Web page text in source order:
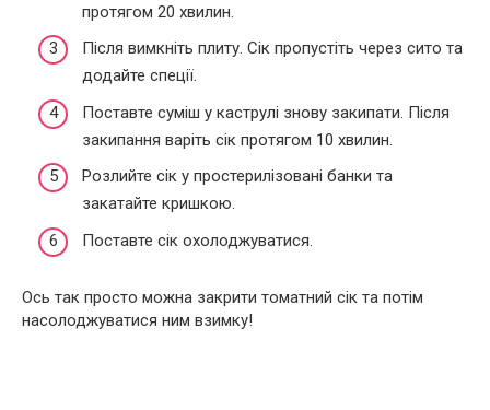
протягом 20 хвилин.
Після вимкніть плиту. Сік пропустіть через сито та
додайте спеції.
Поставте суміш у каструлі знову закипати. Після
закипання варіть сік протягом 10 хвилин.
Розлийте сік у простерилізовані банки та
закатайте кришкою.
Поставте сік охолоджуватися.
Ось так просто можна закрити томатний сік та потім
насолоджуватися ним взимку!